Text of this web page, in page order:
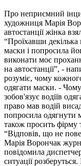
Про неприємний
художниця Марія
автостанції жінка
“Проїхавши декілька
маски і попросила
виконати моє
на автостанції”, -
розуміє, чому
одягати маски. - Чому
зобов'язує водіїв
право мав водій
попросила одягнути
також просить фірму
“Відповів, що не
Марія Ворончак
повідомила
ситуації